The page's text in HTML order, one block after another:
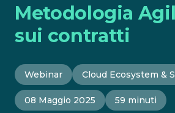
Metodologia
sui contratti
Webinar Cloud Ecosystem &
08 Maggio 2025 59 minuti